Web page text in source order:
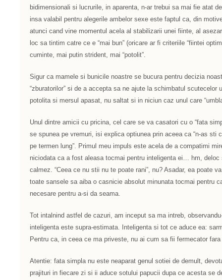
bidimensionali si lucrurile, in aparenta, n-ar trebui sa mai fie atat
insa valabil pentru alegerile ambelor sexe este faptul ca, din
atunci cand vine momentul acela al stabilizarii unei fiinte, al
loc sa tintim catre ce e “mai bun” (oricare ar fi criteriile “fiintei
cuminte, mai putin strident, mai “potolit”.
Sigur ca mamele si bunicile noastre se bucura pentru decizia
“zburatorilor” si de a accepta sa ne ajute la schimbatul scutecelor
potolita si mersul apasat, nu saltat si in niciun caz unul care
Unul dintre amicii cu pricina, cel care se va casatori cu o “fata
se spunea pe vremuri, isi explica optiunea prin aceea ca “n-as sti
pe termen lung”. Primul meu impuls este acela de a compatimi
niciodata ca a fost aleasa tocmai pentru inteligenta ei… hm, deloc
calmez. “Ceea ce nu stii nu te poate rani”, nu? Asadar, ea poate
toate sansele sa aiba o casnicie absolut minunata tocmai pentru
necesare pentru a-si da seama.
Tot intalnind astfel de cazuri, am inceput sa ma intreb,
inteligenta este supra-estimata. Inteligenta si tot ce aduce ea:
Pentru ca, in ceea ce ma priveste, nu ai cum sa fii fermecator
Atentie: fata simpla nu este neaparat genul sotiei de demult,
prajituri in fiecare zi si ii aduce sotului papucii dupa ce acesta se